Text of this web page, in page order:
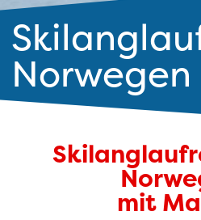
Norwegen
mit